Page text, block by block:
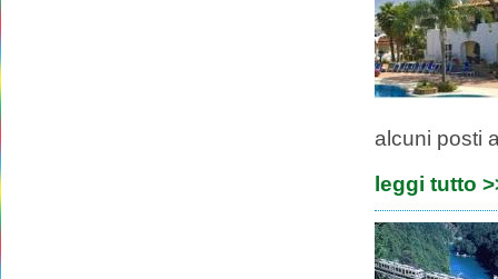
alcuni posti
leggi tutto